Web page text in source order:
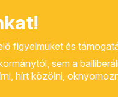
figyelmüket és
sem a
hírt közölni,